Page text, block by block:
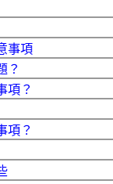
事項
？
項？
項？